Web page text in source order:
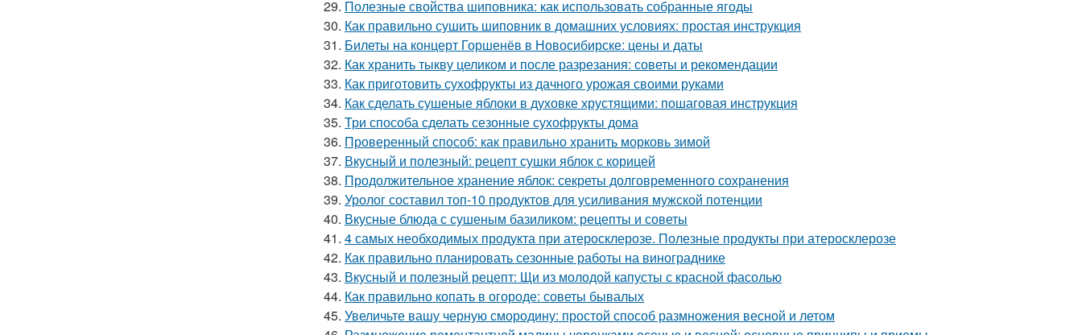
29. Полезные свойства шиповника: как использовать собранные ягоды
30. Как правильно сушить шиповник в домашних условиях: простая инструкция
31. Билеты на концерт Горшенёв в Новосибирске: цены и даты
32. Как хранить тыкву целиком и после разрезания: советы и рекомендации
33. Как приготовить сухофрукты из дачного урожая своими руками
34. Как сделать сушеные яблоки в духовке хрустящими: пошаговая инструкция
35. Три способа сделать сезонные сухофрукты дома
36. Проверенный способ: как правильно хранить морковь зимой
37. Вкусный и полезный: рецепт сушки яблок с корицей
38. Продолжительное хранение яблок: секреты долговременного сохранения
39. Уролог составил топ-10 продуктов для усиливания мужской потенции
40. Вкусные блюда с сушеным базиликом: рецепты и советы
41. 4 самых необходимых продукта при атеросклерозе. Полезные продукты при атеросклерозе
42. Как правильно планировать сезонные работы на винограднике
43. Вкусный и полезный рецепт: Щи из молодой капусты с красной фасолью
44. Как правильно копать в огороде: советы бывалых
45. Увеличьте вашу черную смородину: простой способ размножения весной и летом